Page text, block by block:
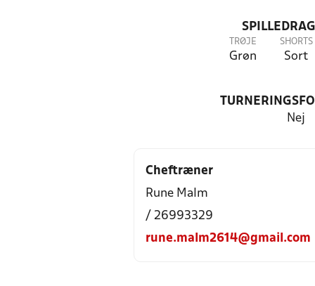
TRØJE
Grøn
SHORTS
Sort
Nej
Cheftræner
Rune Malm
/ 26993329
rune.malm2614@gmail.com